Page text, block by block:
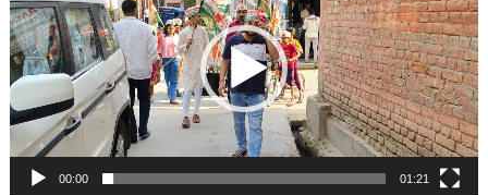
00:00 01:21